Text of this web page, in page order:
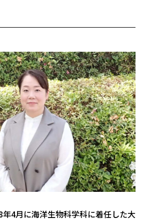
4月に海洋生物科学科に着任した大